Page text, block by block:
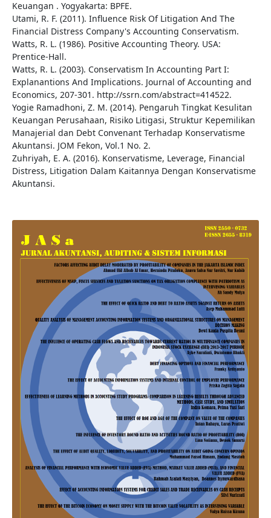
Keuangan . Yogyakarta: BPFE.
Utami, R. F. (2011). Influence Risk Of Litigation And The
Financial Distress Company's Accounting Conservatism.
Watts, R. L. (1986). Positive Accounting Theory. USA:
Prentice-Hall.
Watts, R. L. (2003). Conservatism In Accounting Part I:
Explanantions And Implications. Journal of Accounting and
Economics, 207-301. http://ssrn.com/abstract=414522.
Yogie Ramadhoni, Z. M. (2014). Pengaruh Tingkat Kesulitan
Keuangan Perusahaan, Risiko Litigasi, Struktur Kepemilikan
Manajerial dan Debt Convenant Terhadap Konservatisme
Akuntansi. JOM Fekon, Vol.1 No. 2.
Zuhriyah, E. A. (2016). Konservatisme, Leverage, Financial
Distress, Litigation Dalam Kaitannya Dengan Konservatisme
Akuntansi.